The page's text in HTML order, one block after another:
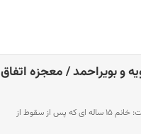
و بویراحمد / معجزه اتفاق
حوادث رکنا: مدیرعامل جمعیت هلال‌احمر کهگیلویه و بویراحمد گفت: خانم ۱۵ ساله ای که پس از سقوط از